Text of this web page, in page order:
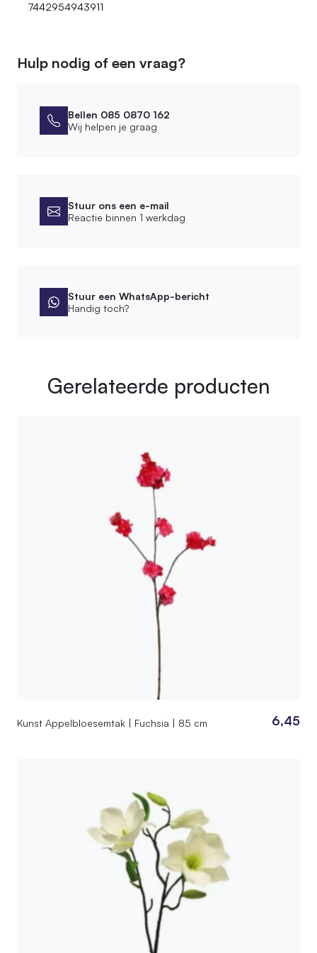
7442954943911
Hulp nodig of een vraag?
Bellen 085 0870 162
Wij helpen je graag
Stuur ons een e-mail
Reactie binnen 1 werkdag
Stuur een WhatsApp-bericht
Handig toch?
Gerelateerde producten
Kunst Appelbloesemtak | Fuchsia | 85 cm 6,45